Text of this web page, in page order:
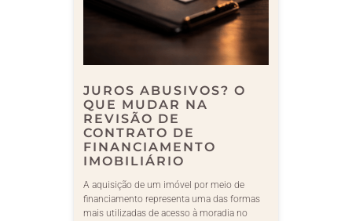
JUROS ABUSIVOS? O
QUE MUDAR NA
REVISÃO DE
CONTRATO DE
FINANCIAMENTO
IMOBILIÁRIO
A aquisição de um imóvel por meio de
financiamento representa uma das formas
mais utilizadas de acesso à moradia no